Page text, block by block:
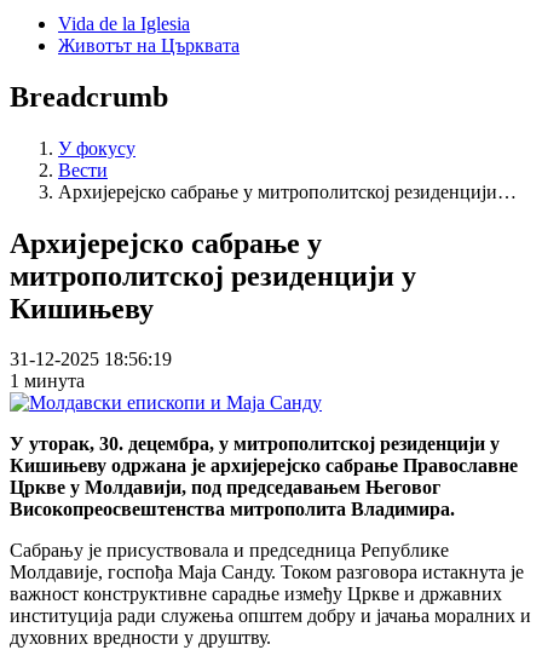
Vida de la Iglesia
Животът на Църквата
Breadcrumb
У фокусу
Вести
Архијерејско сабрање у митрополитској резиденцији…
Архијерејско сабрање у
митрополитској резиденцији у
Кишињеву
31-12-2025 18:56:19
1 минута
У уторак, 30. децембра, у митрополитској резиденцији у
Кишињеву одржана је архијерејскo сабрање Православне
Цркве у Молдавији, под председавањем Његовог
Високопреосвештенства митрополита Владимира.
Сабрању је присуствовала и председница Републике
Молдавије, госпођа Маја Санду. Током разговора истакнута је
важност конструктивне сарадње између Цркве и државних
институција ради служења општем добру и јачања моралних и
духовних вредности у друштву.